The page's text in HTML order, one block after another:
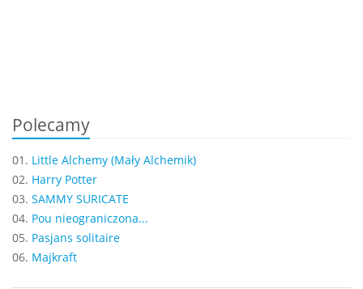
Polecamy
01. Little Alchemy (Mały Alchemik)
02. Harry Potter
03. SAMMY SURICATE
04. Pou nieograniczona...
05. Pasjans solitaire
06. Majkraft